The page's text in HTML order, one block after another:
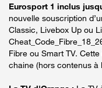
Eurosport 1 inclus
nouvelle souscription
Classic, Livebox Up ou
Fibre ou Smart TV.
chaine (hors contenus à